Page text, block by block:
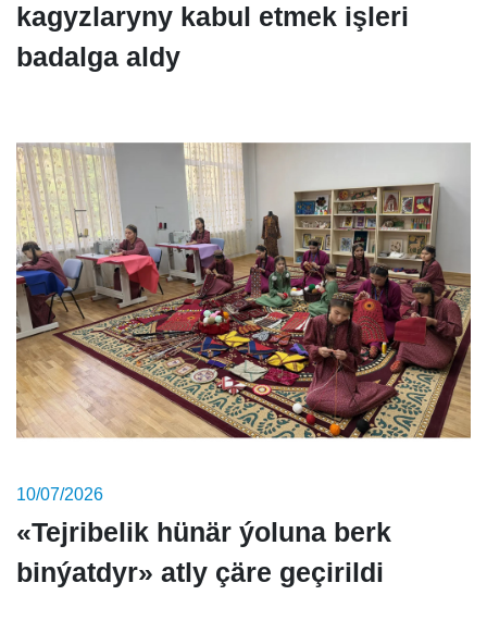
kagyzlaryny kabul etmek işleri
badalga aldy
10/07/2026
«Tejribelik hünär ýoluna berk
binýatdyr» atly çäre geçirildi